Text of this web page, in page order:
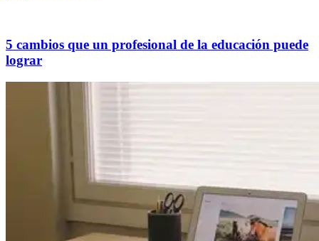
5 cambios que un profesional de la educación puede
lograr